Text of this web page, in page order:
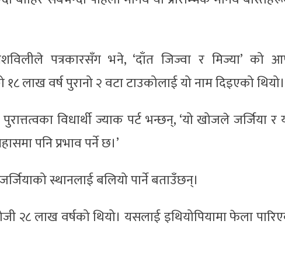
पत्रकारसँग भने, ‘दाँत जिज्वा र मिज्या’ को
१८ लाख वर्ष पुरानो २ वटा टाउकोलाई यो नाम दिइएको थियो।
विधार्थी ज्याक पर्ट भन्छन्, ‘यो खोजले जर्जिया
पनि प्रभाव पर्ने छ।’
स्थानलाई बलियो पार्ने बताउँछन्।
२८ लाख वर्षको थियो। यसलाई इथियोपियामा फेला